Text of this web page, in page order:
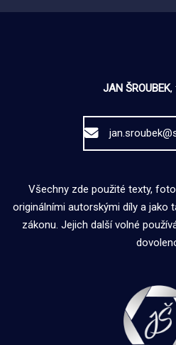
JAN ŠROUBEK,
Všechny zde použité texty,
originálními autorskými díly a jako
zákonu. Jejich další volné